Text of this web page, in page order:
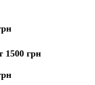
1500 грн